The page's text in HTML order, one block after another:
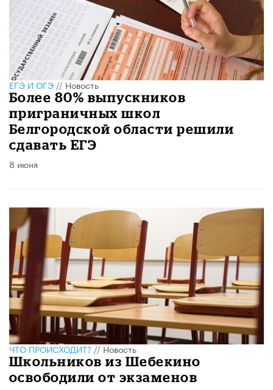
ЕГЭ И ОГЭ //Новость
Более 80% выпускников
приграничных школ
Белгородской области решили
сдавать ЕГЭ
8 июня
ЧТО ПРОИСХОДИТ?//Новость
Школьников из Шебекино
освободили от экзаменов